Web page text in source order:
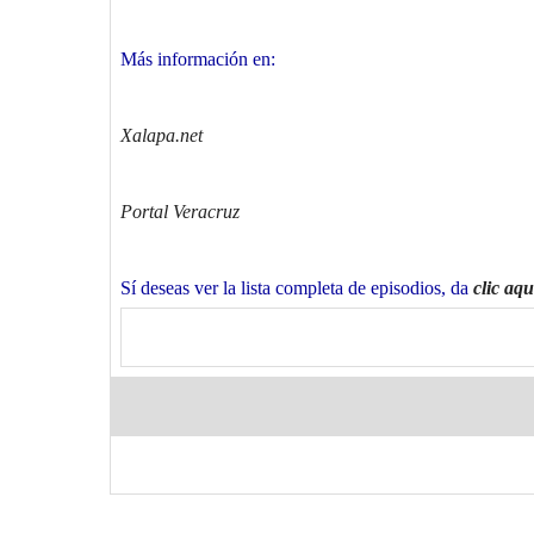
Más información en:
Xalapa.net
Portal Veracruz
Sí deseas ver la lista completa de episodios, da clic